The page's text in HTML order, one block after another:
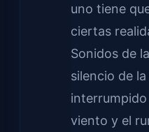
uno tiene
ciertas
Sonidos de
silencio de
viento y el